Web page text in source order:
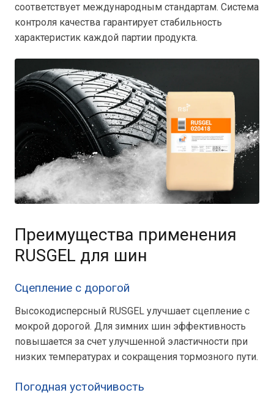
соответствует международным стандартам. Система
контроля качества гарантирует стабильность
характеристик каждой партии продукта.
Преимущества применения
RUSGEL для шин
Сцепление с дорогой
Высокодисперсный RUSGEL улучшает сцепление с
мокрой дорогой. Для зимних шин эффективность
повышается за счет улучшенной эластичности при
низких температурах и сокращения тормозного пути.
Погодная устойчивость